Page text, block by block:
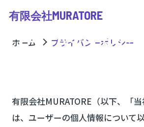
有限会社MURATORE
プライバシーポリシー
ホーム プライバシーポリシー
有限会社MURATORE（以下、「当
は、ユーザーの個人情報について